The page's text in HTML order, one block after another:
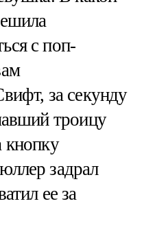
с поп-
за секунду
троицу
кнопку
задрал
ее за